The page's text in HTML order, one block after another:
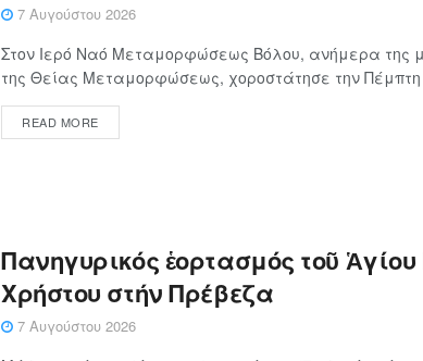
7 Αυγούστου 2026
Στον Ιερό Ναό Μεταμορφώσεως Βόλου, ανήμερα της
της Θείας Μεταμορφώσεως, χοροστάτησε την Πέμπτη
READ MORE
Πανηγυρικός ἑορτασμός τοῦ
Χρήστου στήν Πρέβεζα
7 Αυγούστου 2026